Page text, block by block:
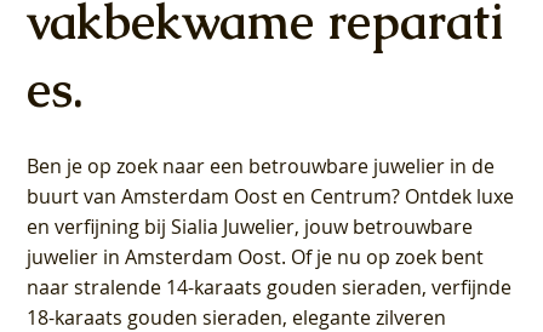
vakbekwame reparati
es.
Ben je op zoek naar een betrouwbare juwelier in de
buurt van Amsterdam Oost en Centrum? Ontdek luxe
en verfijning bij Sialia Juwelier, jouw betrouwbare
juwelier in Amsterdam Oost. Of je nu op zoek bent
naar stralende 14-karaats gouden sieraden, verfijnde
18-karaats gouden sieraden, elegante zilveren